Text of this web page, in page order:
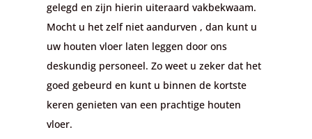
gelegd en zijn hierin uiteraard vakbekwaam.
Mocht u het zelf niet aandurven , dan kunt u
uw houten vloer laten leggen door ons
deskundig personeel. Zo weet u zeker dat het
goed gebeurd en kunt u binnen de kortste
keren genieten van een prachtige houten
vloer.